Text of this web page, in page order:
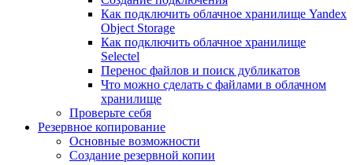
Как подключить облачное хранилище Yandex
Object Storage
Как подключить облачное хранилище
Selectel
Перенос файлов и поиск дубликатов
Что можно сделать с файлами в облачном
хранилище
Проверьте себя
Резервное копирование
Основные возможности
Создание резервной копии